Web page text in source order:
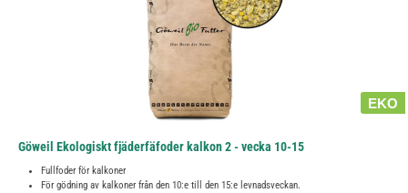
EKO
Göweil Ekologiskt fjäderfäfoder kalkon 2 - vecka 10-15
Fullfoder för kalkoner
För gödning av kalkoner från den 10:e till den 15:e levnadsveckan.